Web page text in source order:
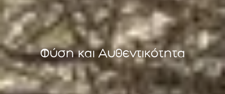
Φύση και Αυθεντικότητα